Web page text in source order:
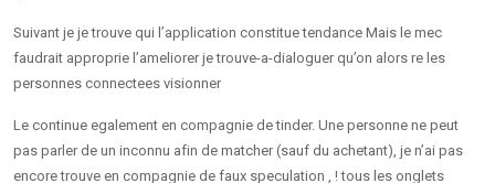
Suivant je je trouve qui l’application constitue tendance Mais le mec
faudrait approprie l’ameliorer je trouve-a-dialoguer qu’on alors re les
personnes connectees visionner
Le continue egalement en compagnie de tinder. Une personne ne peut
pas parler de un inconnu afin de matcher (sauf du achetant), je n’ai pas
encore trouve en compagnie de faux speculation , ! tous les onglets